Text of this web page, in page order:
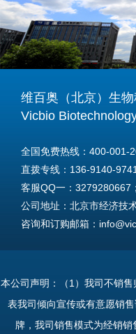
维百奥（北京）生物
Vicbio
全国免费热线：400-001-
直拨专线：136-9140-9741
客服QQ一：3279280667
公司地址：北京市经济技
咨询和订购邮箱：
Tel: +86-13691409741
本公司声明：（1）我司不销
表我司倾向宣传或有意愿销
牌，我司销售模式为经销